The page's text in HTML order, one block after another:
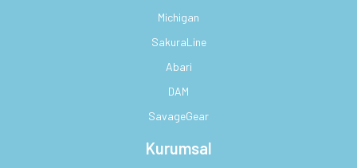
Michigan
SakuraLine
Abari
DAM
SavageGear
Kurumsal